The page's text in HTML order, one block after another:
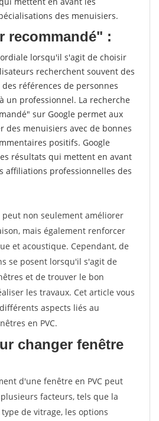
des menuisiers.
recommandé" :
lorsqu'il s'agit de choisir
recherchent souvent des
références de personnes
un professionnel. La recherche
sur Google permet aux
des menuisiers avec de bonnes
positifs. Google
résultats qui mettent en avant
affiliations professionnelles des
peut non seulement améliorer
mais également renforcer
et acoustique. Cependant, de
se posent lorsqu'il s'agit de
et de trouver le bon
les travaux. Cet article vous
aspects liés au
en PVC.
changer fenêtre
d'une fenêtre en PVC peut
facteurs, tels que la
de vitrage, les options